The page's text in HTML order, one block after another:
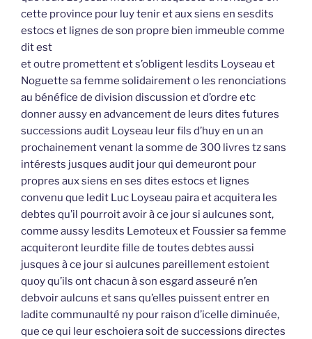
cette province pour luy tenir et aux siens en sesdits
estocs et lignes de son propre bien immeuble comme
dit est
et outre promettent et s’obligent lesdits Loyseau et
Noguette sa femme solidairement o les renonciations
au bénéfice de division discussion et d’ordre etc
donner aussy en advancement de leurs dites futures
successions audit Loyseau leur fils d’huy en un an
prochainement venant la somme de 300 livres tz sans
intérests jusques audit jour qui demeuront pour
propres aux siens en ses dites estocs et lignes
convenu que ledit Luc Loyseau paira et acquitera les
debtes qu’il pourroit avoir à ce jour si aulcunes sont,
comme aussy lesdits Lemoteux et Foussier sa femme
acquiteront leurdite fille de toutes debtes aussi
jusques à ce jour si aulcunes pareillement estoient
quoy qu’ils ont chacun à son esgard asseuré n’en
debvoir aulcuns et sans qu’elles puissent entrer en
ladite communaulté ny pour raison d’icelle diminuée,
que ce qui leur eschoiera soit de successions directes